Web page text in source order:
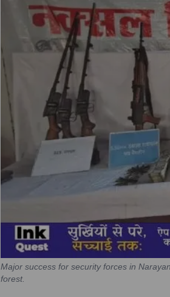
Major success for security forces in
forest.